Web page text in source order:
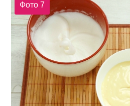
Фото 7